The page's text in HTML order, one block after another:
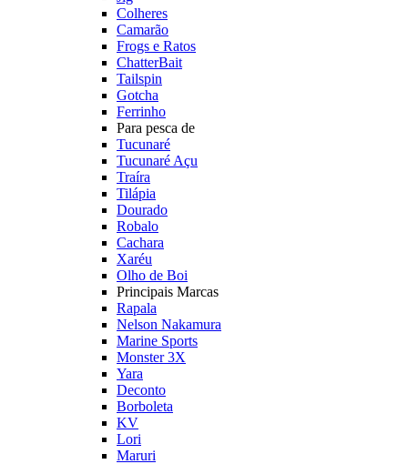
Colheres
Camarão
Frogs e Ratos
ChatterBait
Tailspin
Gotcha
Ferrinho
Para pesca de
Tucunaré
Tucunaré Açu
Traíra
Tilápia
Dourado
Robalo
Cachara
Xaréu
Olho de Boi
Principais Marcas
Rapala
Nelson Nakamura
Marine Sports
Monster 3X
Yara
Deconto
Borboleta
KV
Lori
Maruri